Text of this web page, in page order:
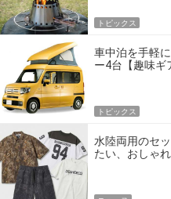
トピックス
車中泊を手軽
ー4台【趣味ギ
トピックス
水陸両用のセ
たい、おしゃ